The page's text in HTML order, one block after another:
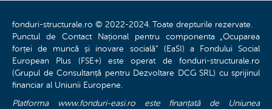
fonduri-structurale.ro © 2022-2024. Toate drepturile rezervate.
Punctul de Contact Național pentru componenta „Ocuparea
forței de muncă și inovare socială” (EaSI) a Fondului Social
European Plus (FSE+) este operat de fonduri-structurale.ro
(Grupul de Consultanță pentru Dezvoltare DCG SRL) cu sprijinul
financiar al Uniunii Europene.
Platforma www.fonduri-easi.ro este finanțată de Uniunea